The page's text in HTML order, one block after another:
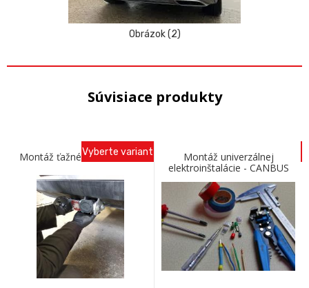
Obrázok (2)
Súvisiace produkty
Montáž ťažného zariadenia
Vyberte variant
Montáž univerzálnej
elektroinštalácie - CANBUS